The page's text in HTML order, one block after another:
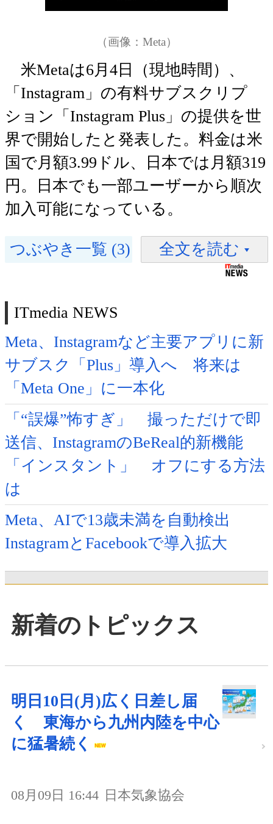
（画像：Meta）
米Metaは6月4日（現地時間）、
「Instagram」の有料サブスクリプ
ション「Instagram Plus」の提供を世
界で開始したと発表した。料金は米
国で月額3.99ドル、日本では月額319
円。日本でも一部ユーザーから順次
加入可能になっている。
つぶやき一覧 (3) 全文を読む
ITmedia NEWS
Meta、Instagramなど主要アプリに新
サブスク「Plus」導入へ 将来は
「Meta One」に一本化
「“誤爆”怖すぎ」 撮っただけで即
送信、InstagramのBeReal的新機能
「インスタント」 オフにする方法
は
Meta、AIで13歳未満を自動検出
InstagramとFacebookで導入拡大
新着のトピックス
明日10日(月)広く日差し届
く 東海から九州内陸を中心
に猛暑続く
08月09日 16:44 日本気象協会